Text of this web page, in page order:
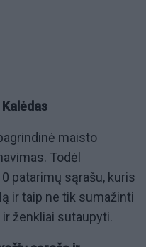
maisto
Todėl
patarimų sąrašu, kuris
ir taip ne tik sumažinti
ženkliai sutaupyti.